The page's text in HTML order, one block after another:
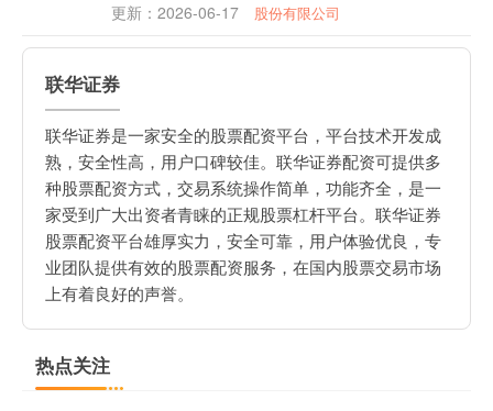
更新：2026-06-17 股份有限公司
联华证券
联华证券是一家安全的股票配资平台，平台技术开发成
熟，安全性高，用户口碑较佳。联华证券配资可提供多
种股票配资方式，交易系统操作简单，功能齐全，是一
家受到广大出资者青睐的正规股票杠杆平台。联华证券
股票配资平台雄厚实力，安全可靠，用户体验优良，专
业团队提供有效的股票配资服务，在国内股票交易市场
上有着良好的声誉。
热点关注